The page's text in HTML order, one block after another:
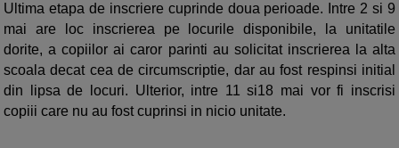
Ultima etapa de inscriere cuprinde doua perioade. Intre 2 si 9
mai are loc inscrierea pe locurile disponibile, la unitatile
dorite, a copiilor ai caror parinti au solicitat inscrierea la alta
scoala decat cea de circumscriptie, dar au fost respinsi initial
din lipsa de locuri. Ulterior, intre 11 si18 mai vor fi inscrisi
copiii care nu au fost cuprinsi in nicio unitate.